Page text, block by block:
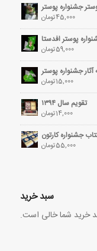
جشنواره پوستر
45,000تومان
پوستر افدستا
59,000تومان
جشنواره پوستر
15,000تومان
تقویم سال ۱۳۹۴
14,000تومان
جشنواره کارتون
55,000تومان
سبد خرید
خرید شما خالی است.